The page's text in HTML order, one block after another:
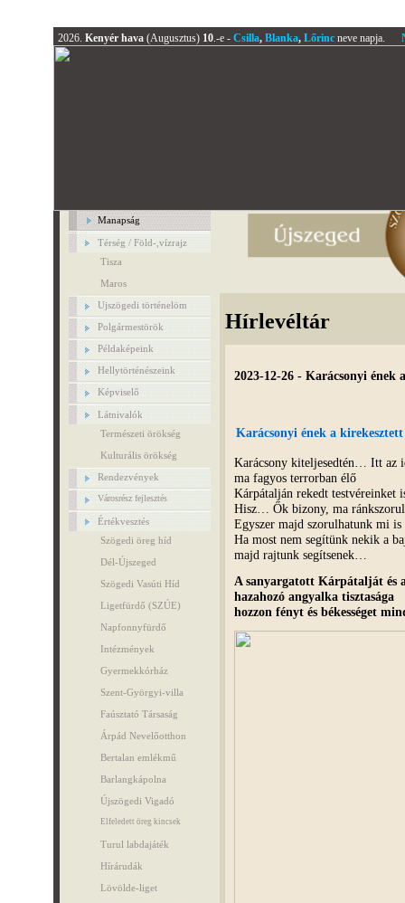
2026. Kenyér hava (Augusztus) 10.-e - Csilla, Blanka, Lőrincneve napja.
Manapság
Térség / Föld-,vízrajz
Tisza
Maros
Ujszögedi történelöm
Polgármestörök
Példaképeink
Hellytörténészeink
Képviselő
Látnivalók
Természeti örökség
Kulturális örökség
Rendezvények
Városrész fejlesztés
Értékvesztés
Szögedi öreg híd
Dél-Újszeged
Szögedi Vasúti Híd
Ligetfürdő (SZÚE)
Napfonnyfürdő
Intézmények
Gyermekkórház
Szent-Györgyi-villa
Faúsztató Társaság
Árpád Nevelőotthon
Bertalan emlékmű
Barlangkápolna
Újszögedi Vigadó
Elfeledett öreg kincsek
Turul labdajáték
Hírárudák
Lövölde-liget
Hírlevéltár
2023-12-26 - Karácsonyi
Karácsonyi ének a
Karácsony kiteljesedtén… Itt az
ma fagyos terrorban élő
Kárpátalján rekedt testvéreinket
Hisz… Ők bizony, ma
Egyszer majd szorulhatunk mi
Ha most nem segítünk nekik a
majd rajtunk segítsenek…
A sanyargatott Kárpátalját és
hazahozó angyalka tisztasága
hozzon fényt és békességet